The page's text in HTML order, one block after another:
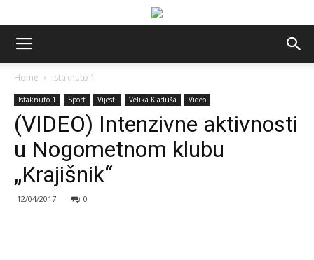
Home Istaknuto 1
Istaknuto 1 Sport Vijesti Velika Kladuša Video
(VIDEO) Intenzivne aktivnosti
u Nogometnom klubu
„Krajišnik“
12/04/2017 0